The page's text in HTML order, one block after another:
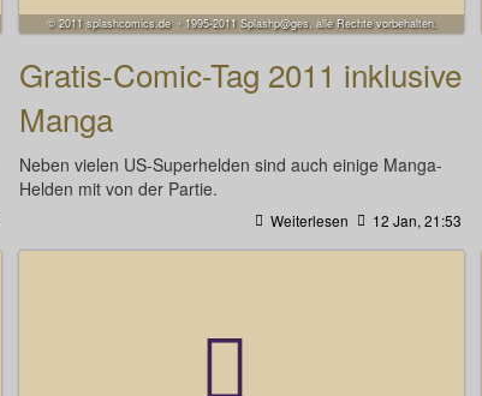
© 2011 splashcomics.de ・1995-2011 Splashp@ges, alle Rechte vorbehalten.
Gratis-Comic-Tag 2011 inklusive
Manga
Neben vielen US-Superhelden sind auch einige Manga-
Helden mit von der Partie.
Weiterlesen 12 Jan, 21:53